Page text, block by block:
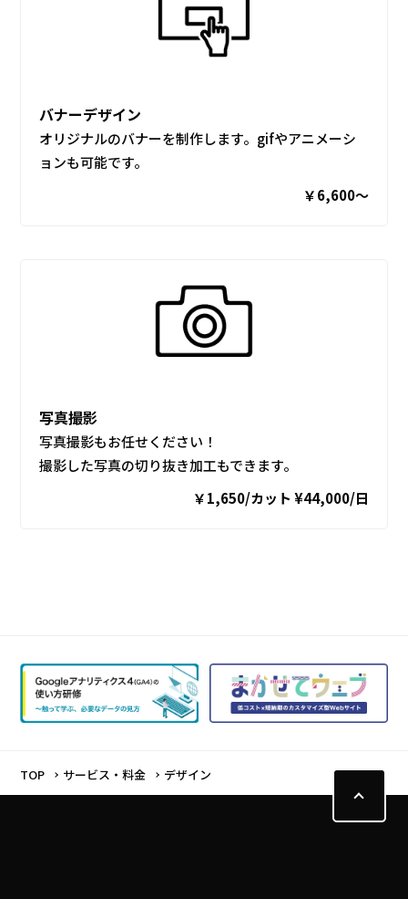
バナーデザイン
オリジナルのバナーを制作します。gifやアニメーシ
ョンも可能です。
￥6,600〜
写真撮影
写真撮影もお任せください！
撮影した写真の切り抜き加工もできます。
￥1,650/カット ¥44,000/日
TOP サービス・料金 デザイン